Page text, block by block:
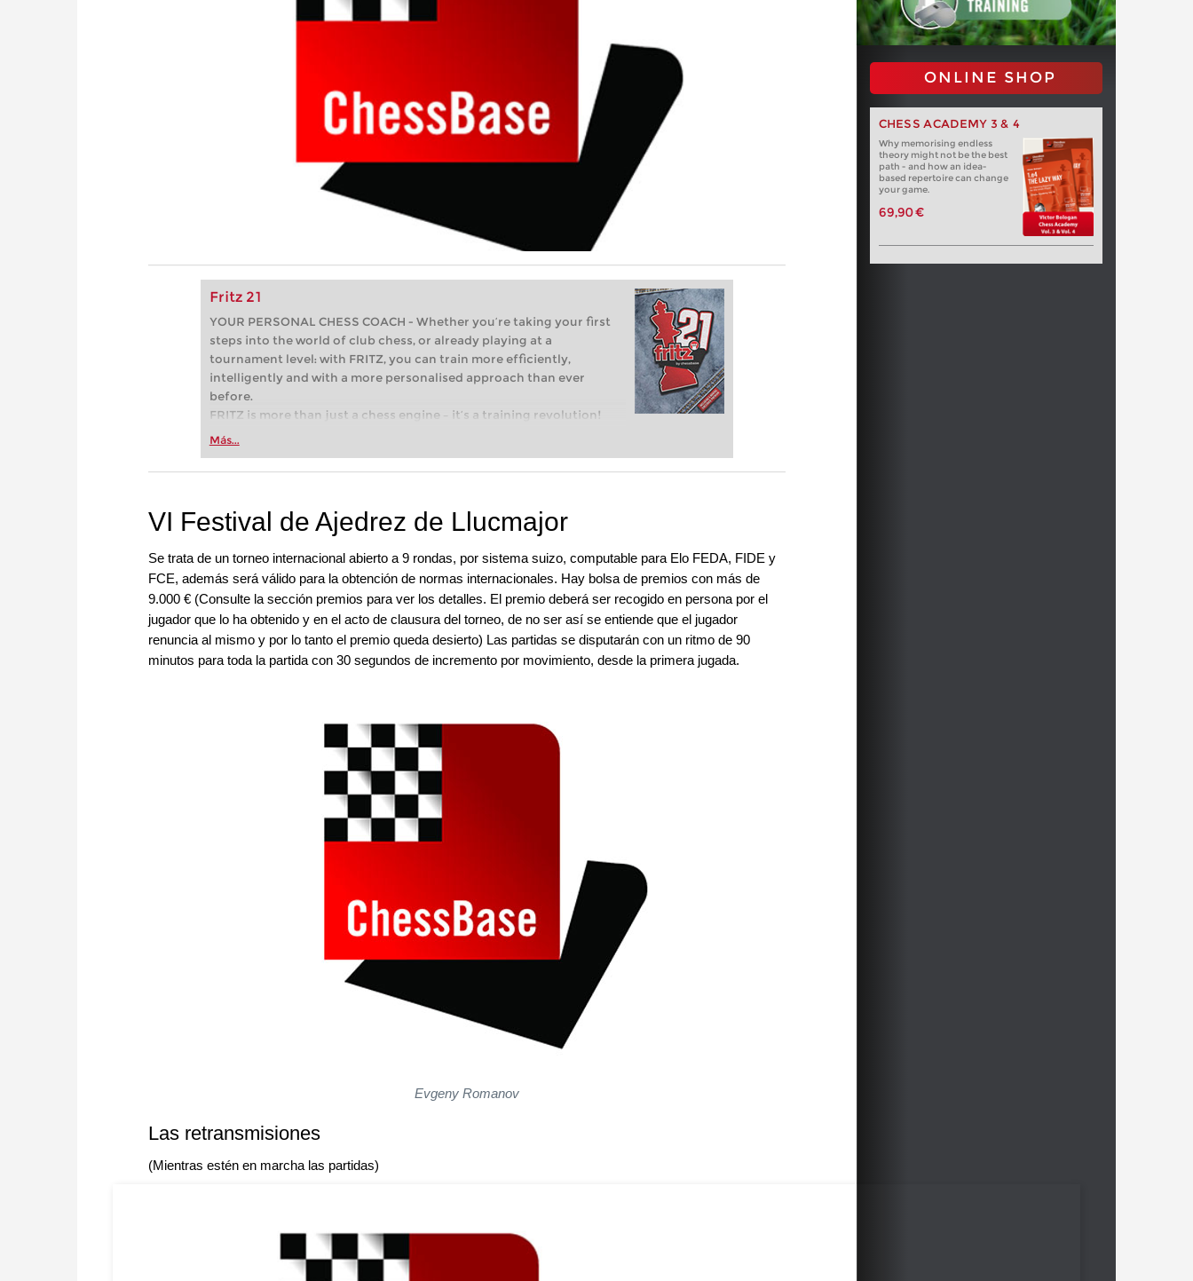
Fritz 21
YOUR PERSONAL CHESS COACH - Whether you’re taking your first
steps into the world of club chess, or already playing at a
tournament level: with FRITZ, you can train more efficiently,
intelligently and with a more personalised approach than ever
before.
FRITZ is more than just a chess engine – it’s a training revolution!
Whether you’re taking your first steps into the world of club chess,
more efficiently, intelligently and with a more personalised
Más...
ONLINE SHOP
CHESS ACADEMY 3 & 4
Why memorising endless
theory might not be the best
path - and how an idea-
based repertoire can change
your game.
69,90 €
VI Festival de Ajedrez de Llucmajor
Se trata de un torneo internacional abierto a 9 rondas, por sistema suizo, computable para Elo FEDA, FIDE y
FCE, además será válido para la obtención de normas internacionales. Hay bolsa de premios con más de
9.000 € (Consulte la sección premios para ver los detalles. El premio deberá ser recogido en persona por el
jugador que lo ha obtenido y en el acto de clausura del torneo, de no ser así se entiende que el jugador
renuncia al mismo y por lo tanto el premio queda desierto) Las partidas se disputarán con un ritmo de 90
minutos para toda la partida con 30 segundos de incremento por movimiento, desde la primera jugada.
Evgeny Romanov
Las retransmisiones
(Mientras estén en marcha las partidas)